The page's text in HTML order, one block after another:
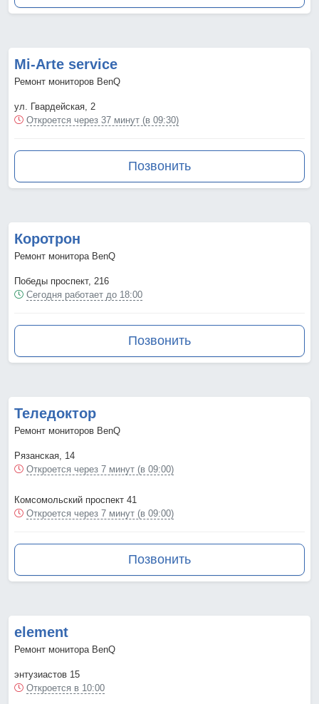
Mi-Arte service
Ремонт мониторов BenQ
ул. Гвардейская, 2
Откроется через 37 минут (в 09:30)
Позвонить
Коротрон
Ремонт монитора BenQ
Победы проспект, 216
Сегодня работает до 18:00
Позвонить
Теледоктор
Ремонт мониторов BenQ
Рязанская, 14
Откроется через 7 минут (в 09:00)
Комсомольский проспект 41
Откроется через 7 минут (в 09:00)
Позвонить
element
Ремонт монитора BenQ
энтузиастов 15
Откроется в 10:00